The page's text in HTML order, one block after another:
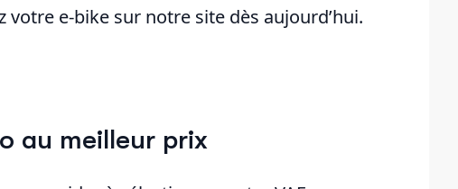
votre e-bike sur notre site dès aujourd’hui.
au meilleur prix